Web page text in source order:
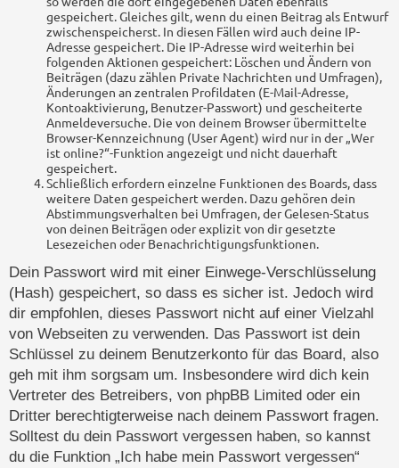
gespeichert. Gleiches gilt, wenn du einen Beitrag als Entwurf
zwischenspeicherst. In diesen Fällen wird auch deine IP-
Adresse gespeichert. Die IP-Adresse wird weiterhin bei
folgenden Aktionen gespeichert: Löschen und Ändern von
Beiträgen (dazu zählen Private Nachrichten und Umfragen),
Änderungen an zentralen Profildaten (E-Mail-Adresse,
Kontoaktivierung, Benutzer-Passwort) und gescheiterte
Anmeldeversuche. Die von deinem Browser übermittelte
Browser-Kennzeichnung (User Agent) wird nur in der „Wer
ist online?“-Funktion angezeigt und nicht dauerhaft
gespeichert.
Schließlich erfordern einzelne Funktionen des Boards, dass
weitere Daten gespeichert werden. Dazu gehören dein
Abstimmungsverhalten bei Umfragen, der Gelesen-Status
von deinen Beiträgen oder explizit von dir gesetzte
Lesezeichen oder Benachrichtigungsfunktionen.
Dein Passwort wird mit einer Einwege-Verschlüsselung
(Hash) gespeichert, so dass es sicher ist. Jedoch wird
dir empfohlen, dieses Passwort nicht auf einer Vielzahl
von Webseiten zu verwenden. Das Passwort ist dein
Schlüssel zu deinem Benutzerkonto für das Board, also
geh mit ihm sorgsam um. Insbesondere wird dich kein
Vertreter des Betreibers, von phpBB Limited oder ein
Dritter berechtigterweise nach deinem Passwort fragen.
Solltest du dein Passwort vergessen haben, so kannst
du die Funktion „Ich habe mein Passwort vergessen“